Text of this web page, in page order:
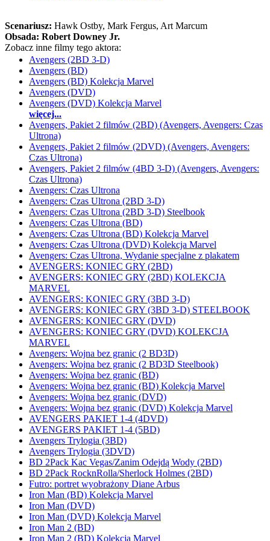
Scenariusz: Hawk Ostby, Mark Fergus, Art Marcum
Obsada: Robert Downey Jr.
Zobacz inne filmy tego aktora:
Avengers (2BD 3-D)
Avengers (BD)
Avengers (BD) Kolekcja Marvel
Avengers (DVD)
Avengers (DVD) Kolekcja Marvel
więcej...
Avengers, Pakiet 2 filmów (2BD) (Avengers, Avengers: Czas
Ultrona)
Avengers, Pakiet 2 filmów (2DVD) (Avengers, Avengers:
Czas Ultrona)
Avengers, Pakiet 2 filmów (4BD 3-D) (Avengers, Avengers:
Czas Ultrona)
Avengers: Czas Ultrona
Avengers: Czas Ultrona (2BD 3-D)
Avengers: Czas Ultrona (2BD 3-D) Steelbook
Avengers: Czas Ultrona (BD)
Avengers: Czas Ultrona (BD) Kolekcja Marvel
Avengers: Czas Ultrona (DVD) Kolekcja Marvel
Avengers: Czas Ultrona, Wydanie specjalne z plakatem
AVENGERS: KONIEC GRY (2BD)
AVENGERS: KONIEC GRY (2BD) KOLEKCJA
MARVEL
AVENGERS: KONIEC GRY (3BD 3-D)
AVENGERS: KONIEC GRY (3BD 3-D) STEELBOOK
AVENGERS: KONIEC GRY (DVD)
AVENGERS: KONIEC GRY (DVD) KOLEKCJA
MARVEL
Avengers: Wojna bez granic (2 BD3D)
Avengers: Wojna bez granic (2 BD3D Steelbook)
Avengers: Wojna bez granic (BD)
Avengers: Wojna bez granic (BD) Kolekcja Marvel
Avengers: Wojna bez granic (DVD)
Avengers: Wojna bez granic (DVD) Kolekcja Marvel
AVENGERS PAKIET 1-4 (4DVD)
AVENGERS PAKIET 1-4 (5BD)
Avengers Trylogia (3BD)
Avengers Trylogia (3DVD)
BD 2Pack Kac Vegas/Zanim Odejdą Wody (2BD)
BD 2Pack RocknRolla/Sherlock Holmes (2BD)
Futro: portret wyobrażony Diane Arbus
Iron Man (BD) Kolekcja Marvel
Iron Man (DVD)
Iron Man (DVD) Kolekcja Marvel
Iron Man 2 (BD)
Iron Man 2 (BD) Kolekcja Marvel